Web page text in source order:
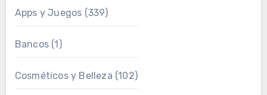
Apps y Juegos (339)
Bancos(1)
Cosméticos y Belleza (102)